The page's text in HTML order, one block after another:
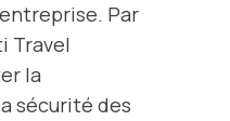
Par
Travel
la
sécurité des